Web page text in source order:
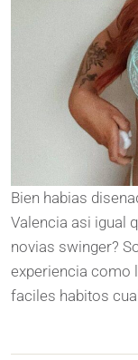
Bien habias
Valencia asi igual
novias swinger?
experiencia como
faciles habitos